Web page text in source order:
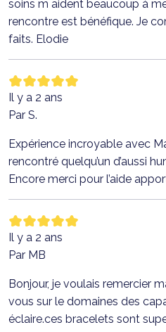
soins m aident beaucoup à
rencontre est bénéfique. Je
faits. Elodie
Il y a 2 ans
Par S.
Expérience incroyable avec
rencontré quelqu’un d’aussi
Encore merci pour l’aide
Il y a 2 ans
Par MB
Bonjour, je voulais remercier
vous sur le domaines des
éclaire.ces bracelets sont